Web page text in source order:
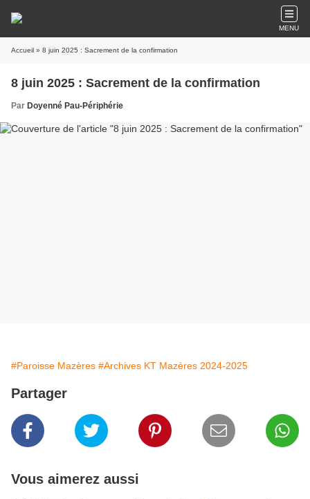
MENU
Accueil » 8 juin 2025 : Sacrement de la confirmation
8 juin 2025 : Sacrement de la confirmation
Par Doyenné Pau-Périphérie
#Paroisse Mazères #Archives KT Mazères 2024-2025
Partager
Vous aimerez aussi